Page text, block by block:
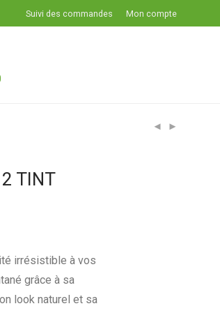
Suivi des commandes Mon compte
TINT
irrésistible à vos
grâce à sa
look naturel et sa